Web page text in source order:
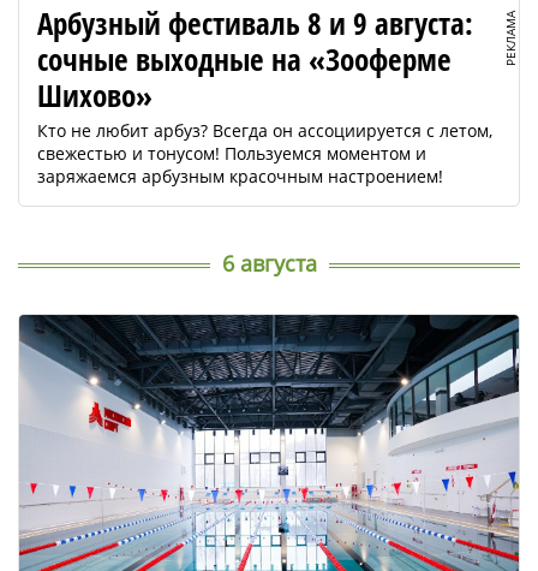
РЕКЛАМА
Арбузный фестиваль 8 и 9 августа:
сочные выходные на «Зооферме
Шихово»
Кто не любит арбуз? Всегда он ассоциируется с летом,
свежестью и тонусом! Пользуемся моментом и
заряжаемся арбузным красочным настроением!
6 августа